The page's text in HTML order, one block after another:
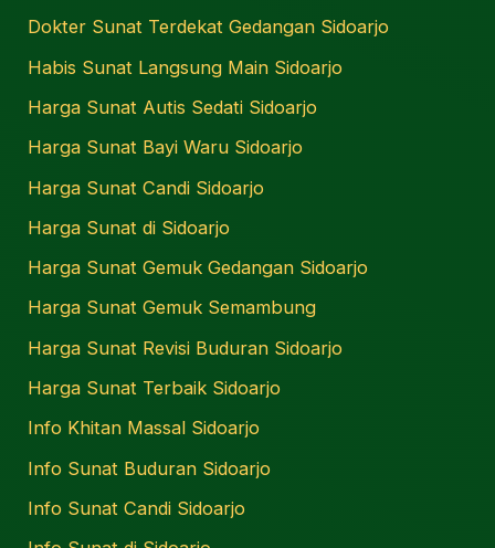
Dokter Sunat Terdekat Gedangan Sidoarjo
Habis Sunat Langsung Main Sidoarjo
Harga Sunat Autis Sedati Sidoarjo
Harga Sunat Bayi Waru Sidoarjo
Harga Sunat Candi Sidoarjo
Harga Sunat di Sidoarjo
Harga Sunat Gemuk Gedangan Sidoarjo
Harga Sunat Gemuk Semambung
Harga Sunat Revisi Buduran Sidoarjo
Harga Sunat Terbaik Sidoarjo
Info Khitan Massal Sidoarjo
Info Sunat Buduran Sidoarjo
Info Sunat Candi Sidoarjo